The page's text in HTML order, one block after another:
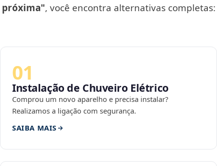
próxima", você encontra alternativas completas:
01
Instalação de Chuveiro Elétrico
Comprou um novo aparelho e precisa instalar?
Realizamos a ligação com segurança.
SAIBA MAIS